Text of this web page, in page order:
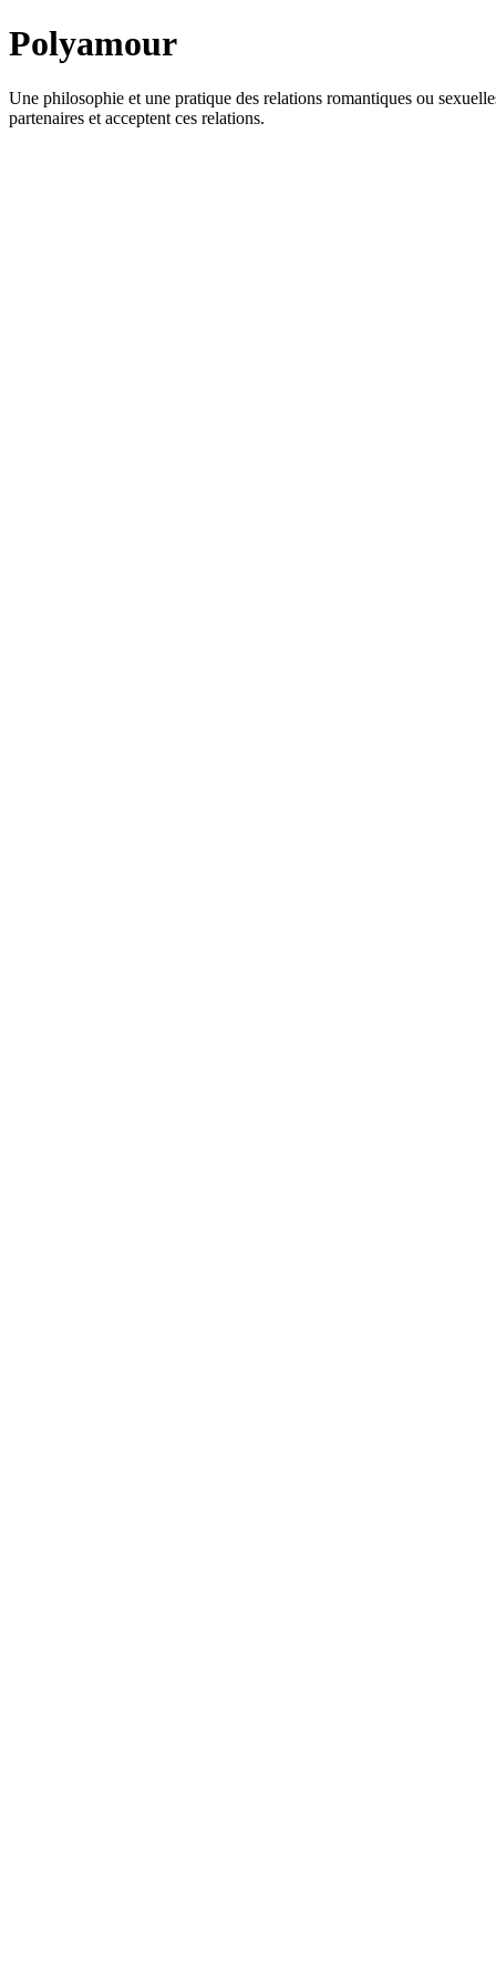
Polyamour
Une philosophie et une pratique des relations romantiques ou
partenaires et acceptent ces relations.